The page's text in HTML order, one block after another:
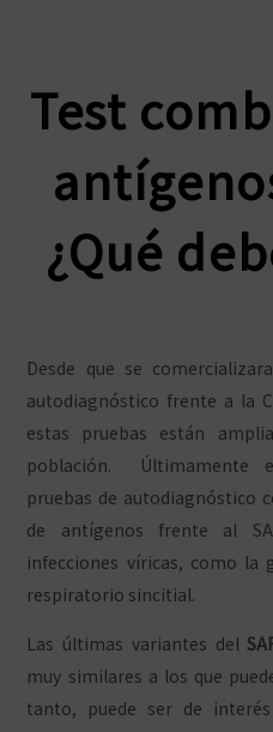
Test
¿Qué
Desde que se
autodiagnóstico frente a la
estas pruebas están
población. Últimamente
pruebas de autodiagnóstico
de antígenos frente al
infecciones víricas, como
respiratorio sincitial.
Las últimas variantes del
muy similares a los que
tanto, puede ser de